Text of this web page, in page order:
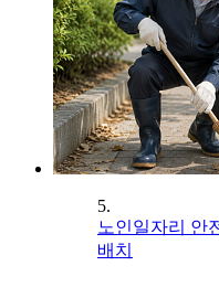
5.
노인일자리 안
배치